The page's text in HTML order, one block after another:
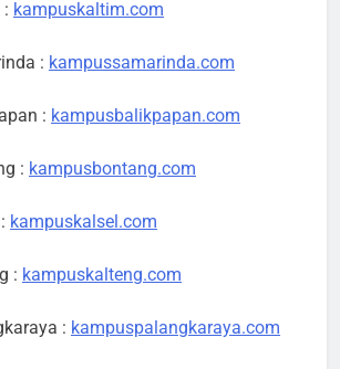
kampuskaltim.com
: kampussamarinda.com
: kampusbalikpapan.com
: kampusbontang.com
kampuskalsel.com
: kampuskalteng.com
: kampuspalangkaraya.com